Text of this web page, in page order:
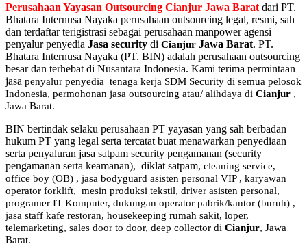
Perusahaan Yayasan Outsourcing Cianjur Jawa Barat dari PT.
Bhatara Internusa Nayaka perusahaan outsourcing legal, resmi, sah
dan terdaftar terigistrasi sebagai perusahaan manpower agensi
penyalur penyedia Jasa security di Cianjur Jawa Barat. PT.
Bhatara Internusa Nayaka (PT. BIN) adalah perusahaan outsourcing
besar dan terhebat di Nusantara Indonesia. Kami terima permintaan
jasa penyalur penyedia tenaga kerja SDM Security di semua pelosok
Indonesia, permohonan jasa outsourcing atau/ alihdaya di Cianjur ,
Jawa Barat.
BIN bertindak selaku perusahaan PT yayasan yang sah berbadan
hukum PT yang legal serta tercatat buat menawarkan penyediaan
serta penyaluran jasa satpam security pengamanan (security
pengamanan serta keamanan), diklat satpam, cleaning service,
office boy (OB) , jasa bodyguard asisten personal VIP , karyawan
operator forklift, mesin produksi tekstil, driver asisten personal,
programer IT Komputer, dukungan operator pabrik/kantor (buruh) ,
jasa staff kafe restoran, housekeeping rumah sakit, loper,
telemarketing, sales door to door, deep collector di Cianjur, Jawa
Barat.